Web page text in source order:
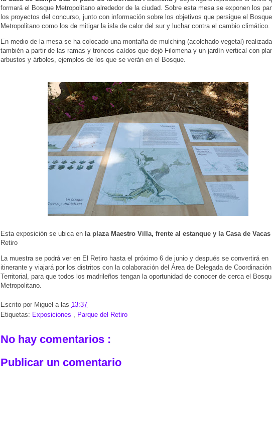
formará el Bosque Metropolitano alrededor de la ciudad. Sobre esta mesa se exponen los
los proyectos del concurso, junto con información sobre los objetivos que persigue el Bosque
Metropolitano como los de mitigar la isla de calor del sur y luchar contra el cambio climático.
En medio de la mesa se ha colocado una montaña de mulching (acolchado vegetal) realizada
también a partir de las ramas y troncos caídos que dejó Filomena y un jardín vertical con
arbustos y árboles, ejemplos de los que se verán en el Bosque.
Esta exposición se ubica en la plaza Maestro Villa, frente al estanque y la Casa de Vacas
Retiro
La muestra se podrá ver en El Retiro hasta el próximo 6 de junio y después se convertirá en
itinerante y viajará por los distritos con la colaboración del Área de Delegada de Coordinación
Territorial, para que todos los madrileños tengan la oportunidad de conocer de cerca el
Metropolitano.
Escrito por Miguel a las 13:37
Etiquetas: Exposiciones , Parque del Retiro
No hay comentarios :
Publicar un comentario